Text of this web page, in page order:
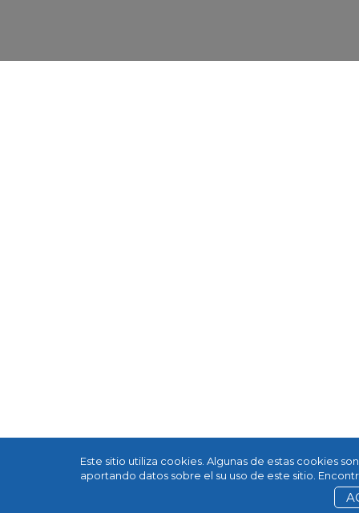
Este sitio utiliza cookies. Algunas de estas cookies
aportando datos sobre el su uso de este sitio.